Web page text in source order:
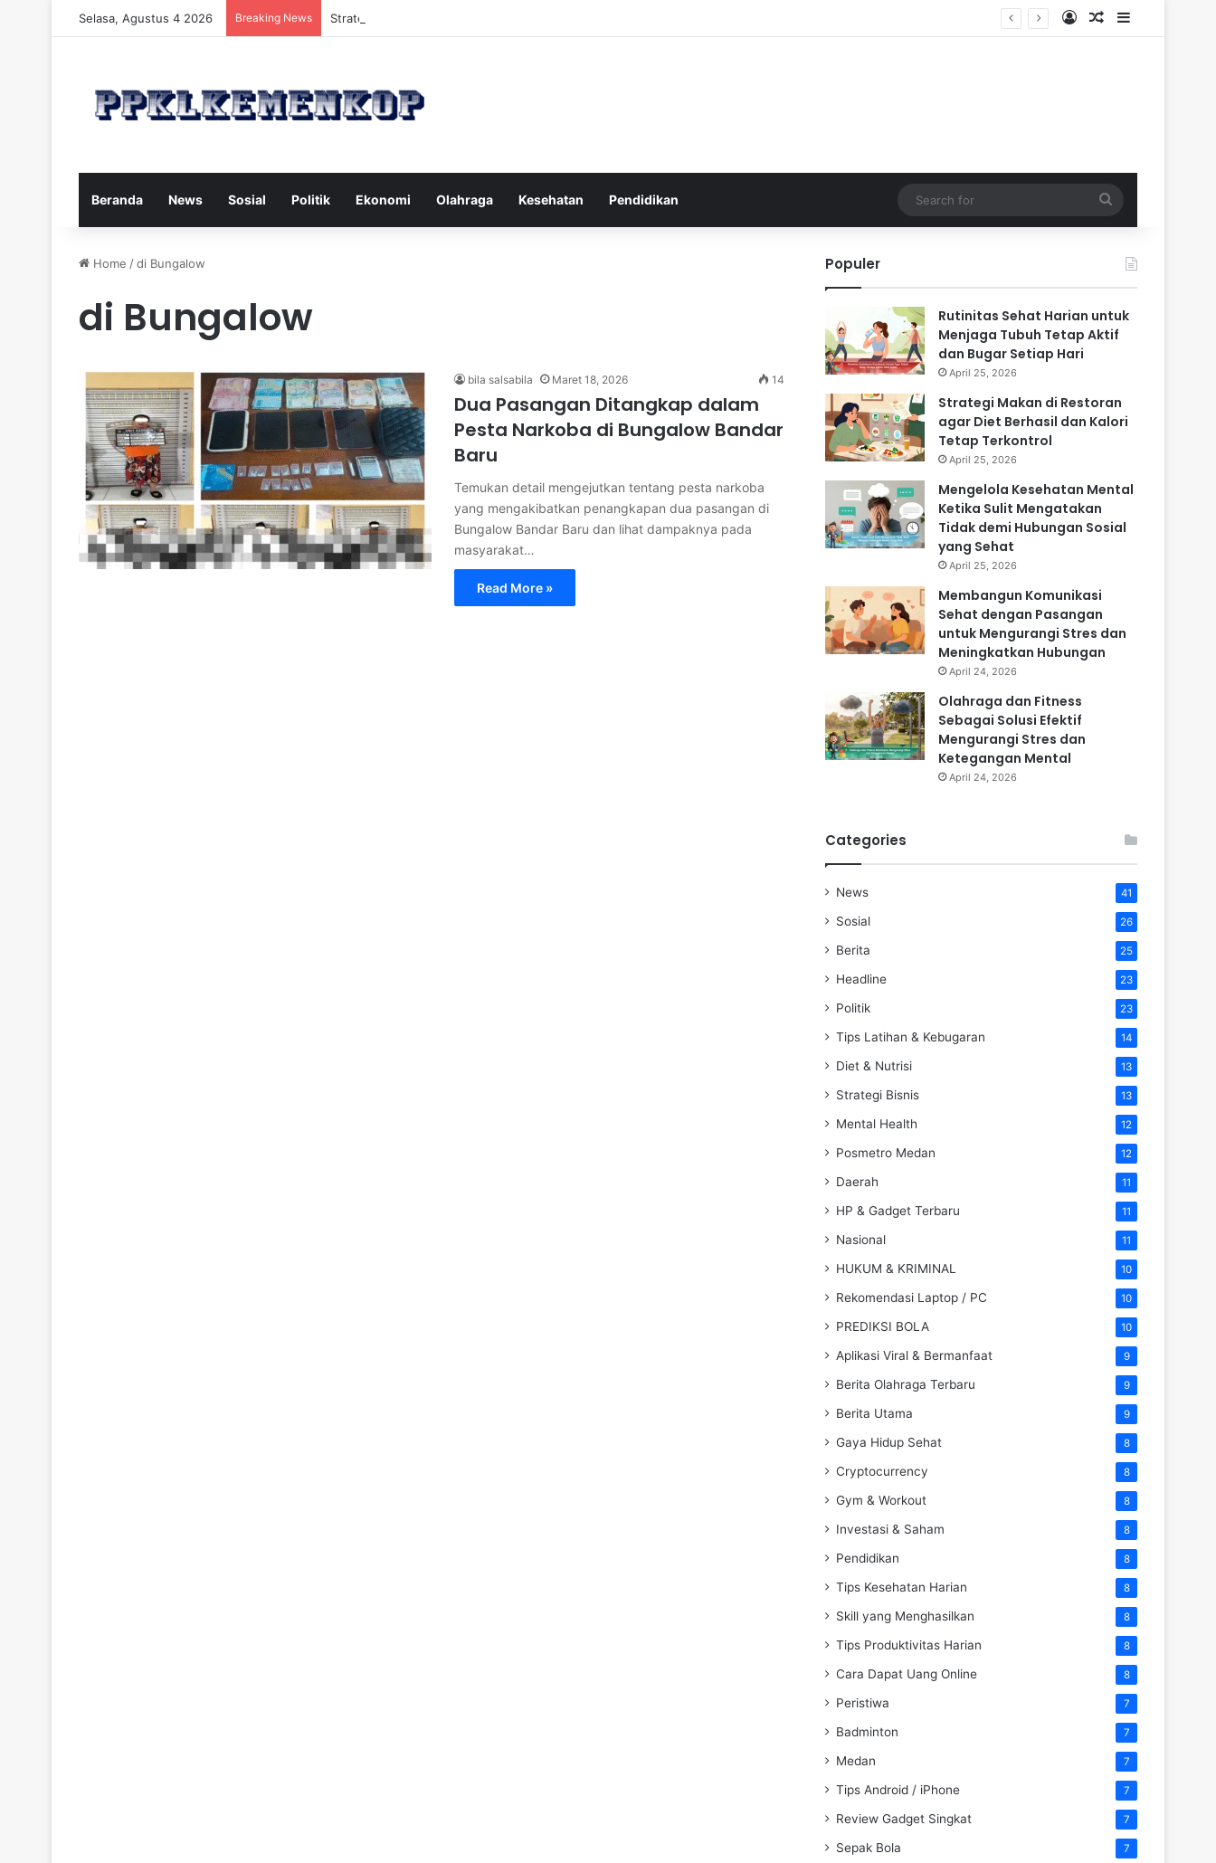
Selasa, Agustus 4 2026 Breaking News Strategi Makan di Restoran agar Diet Berhasil dan Kalori Tetap Terkontrol Log InRandom Article
Sidebar
Beranda News Sosial Politik Ekonomi Olahraga Kesehatan Pendidikan
for
Home /di Bungalow
di Bungalow
bila salsabila Maret 18, 2026 14
Dua Pasangan Ditangkap dalam
Pesta Narkoba di Bungalow Bandar
Baru
Temukan detail mengejutkan tentang pesta narkoba
yang mengakibatkan penangkapan dua pasangan di
Bungalow Bandar Baru dan lihat dampaknya pada
masyarakat…
Read More »
Populer
Rutinitas Sehat Harian untuk
Menjaga Tubuh Tetap Aktif
dan Bugar Setiap Hari
April 25, 2026
Strategi Makan di Restoran
agar Diet Berhasil dan Kalori
Tetap Terkontrol
April 25, 2026
Mengelola Kesehatan Mental
Ketika Sulit Mengatakan
Tidak demi Hubungan Sosial
yang Sehat
April 25, 2026
Membangun Komunikasi
Sehat dengan Pasangan
untuk Mengurangi Stres dan
Meningkatkan Hubungan
April 24, 2026
Olahraga dan Fitness
Sebagai Solusi Efektif
Mengurangi Stres dan
Ketegangan Mental
April 24, 2026
Categories
News 41
Sosial 26
Berita 25
Headline 23
Politik 23
Tips Latihan & Kebugaran 14
Diet & Nutrisi 13
Strategi Bisnis 13
Mental Health 12
Posmetro Medan 12
Daerah 11
HP & Gadget Terbaru 11
Nasional 11
HUKUM & KRIMINAL 10
Rekomendasi Laptop / PC 10
PREDIKSI BOLA 10
Aplikasi Viral & Bermanfaat 9
Berita Olahraga Terbaru 9
Berita Utama 9
Gaya Hidup Sehat 8
Cryptocurrency 8
Gym & Workout 8
Investasi & Saham 8
Pendidikan 8
Tips Kesehatan Harian 8
Skill yang Menghasilkan 8
Tips Produktivitas Harian 8
Cara Dapat Uang Online 8
Peristiwa 7
Badminton 7
Medan 7
Tips Android / iPhone 7
Review Gadget Singkat 7
Sepak Bola 7